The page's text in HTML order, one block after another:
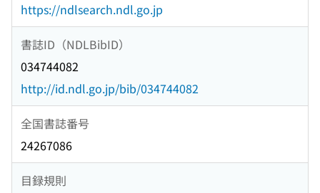
https://ndlsearch.ndl.go.jp
書誌ID（NDLBibID）
034744082
http://id.ndl.go.jp/bib/034744082
全国書誌番号
24267086
目録規則